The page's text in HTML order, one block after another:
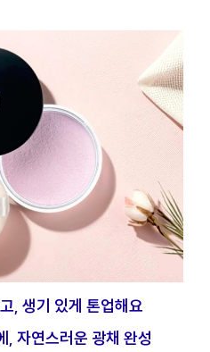
, 생기 있게 톤업해요
, 자연스러운 광채 완성